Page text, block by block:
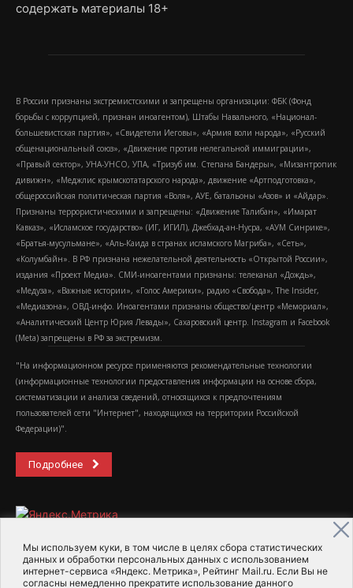
Мы используем куки, в том числе в целях сбора статистических
данных и обработки персональных данных с использованием
интернет-сервиса «Яндекс. Метрика», Рейтинг Mail.ru. Если Вы не
согласны немедленно прекратите использование данного
содержать материалы 18+
В России признаны экстремистскими и запрещены организации: ФБК (Фонд
борьбы с коррупцией, признан иноагентом), Штабы Навального, «Национал-
большевистская партия», «Свидетели Иеговы», «Армия воли народа», «Русский
общенациональный союз», «Движение против нелегальной иммиграции»,
«Правый сектор», УНА-УНСО, УПА, «Тризуб им. Степана Бандеры», «Мизантропик
дивижн», «Меджлис крымскотатарского народа», движение «Артподготовка»,
общероссийская политическая партия «Воля», АУЕ, батальоны «Азов» и «Айдар».
Признаны террористическими и запрещены: «Движение Талибан», «Имарат
Кавказ», «Исламское государство» (ИГ, ИГИЛ), Джебхад-ан-Нусра, «АУМ Синрике»,
«Братья-мусульмане», «Аль-Каида в странах исламского Магриба», «Сеть»,
«Колумбайн». В РФ признана нежелательной деятельность «Открытой России»,
издания «Проект Медиа». СМИ-иноагентами признаны: телеканал «Дождь»,
«Медуза», «Важные истории», «Голос Америки», радио «Свобода», The Insider,
«Медиазона», ОВД-инфо. Иноагентами признаны общество/центр «Мемориал»,
«Аналитический Центр Юрия Левады», Сахаровский центр. Instagram и Facebook
(Metа) запрещены в РФ за экстремизм.
"На информационном ресурсе применяются рекомендательные технологии
(информационные технологии предоставления информации на основе сбора,
систематизации и анализа сведений, относящихся к предпочтениям
пользователей сети "Интернет", находящихся на территории Российской
Федерации)".
Подробнее
2015-2026- Информационное агентство МедиаПоток